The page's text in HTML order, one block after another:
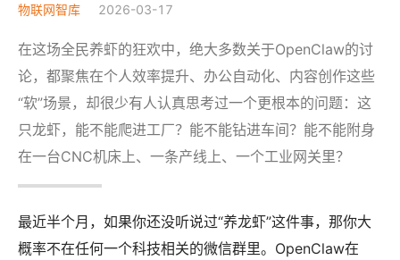
物联网智库 2026-03-17
在这场全民养虾的狂欢中，绝大多数关于OpenClaw的讨
论，都聚焦在个人效率提升、办公自动化、内容创作这些
“软”场景，却很少有人认真思考过一个更根本的问题：这
只龙虾，能不能爬进工厂？能不能钻进车间？能不能附身
在一台CNC机床上、一条产线上、一个工业网关里？
最近半个月，如果你还没听说过“养龙虾”这件事，那你大
概率不在任何一个科技相关的微信群里。OpenClaw在